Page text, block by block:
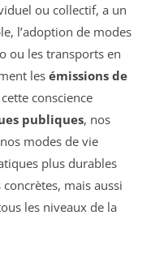
ou collectif, a un
l’adoption de modes
ou les transports en
lesémissions de
conscience
publiques, nos
modes de vie
plus durables
mais aussi
les niveaux de la